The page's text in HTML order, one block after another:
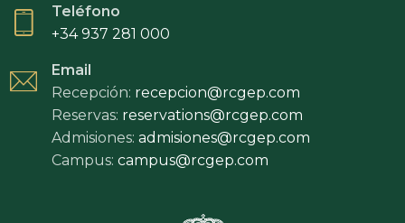
Teléfono
+34 937 281 000
Email
Recepción: recepcion@rcgep.com
Reservas: reservations@rcgep.com
Admisiones: admisiones@rcgep.com
Campus: campus@rcgep.com